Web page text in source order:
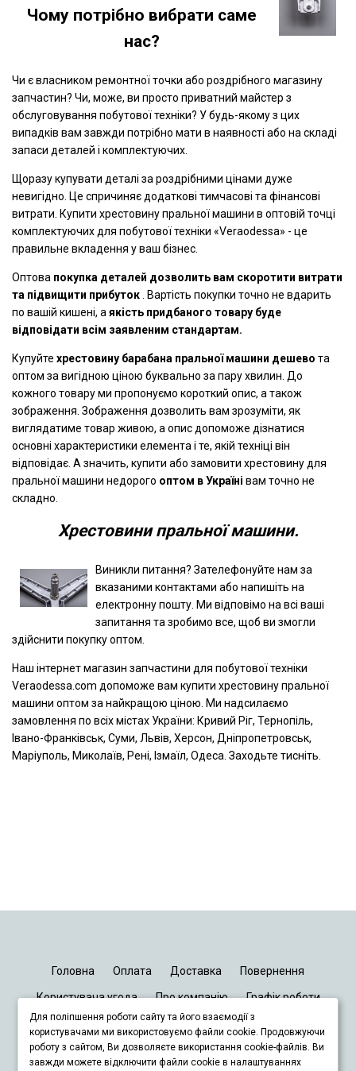
Чому потрібно вибрати саме
нас?
Чи є власником ремонтної точки або роздрібного магазину
запчастин? Чи, може, ви просто приватний майстер з
обслуговування побутової техніки? У будь-якому з цих
випадків вам завжди потрібно мати в наявності або на складі
запаси деталей і комплектуючих.
Щоразу купувати деталі за роздрібними цінами дуже
невигідно. Це спричиняє додаткові тимчасові та фінансові
витрати. Купити хрестовину пральної машини в оптовій точці
комплектуючих для побутової техніки «Veraodessa» - це
правильне вкладення у ваш бізнес.
Оптова покупка деталей дозволить вам скоротити витрати
та підвищити прибуток . Вартість покупки точно не вдарить
по вашій кишені, а якість придбаного товару буде
відповідати всім заявленим стандартам.
Купуйте хрестовину барабана пральної машини дешево та
оптом за вигідною ціною буквально за пару хвилин. До
кожного товару ми пропонуємо короткий опис, а також
зображення. Зображення дозволить вам зрозуміти, як
виглядатиме товар живою, а опис допоможе дізнатися
основні характеристики елемента і те, якій техніці він
відповідає. А значить, купити або замовити хрестовину для
пральної машини недорого оптом в Україні вам точно не
складно.
Хрестовини пральної машини.
Виникли питання? Зателефонуйте нам за
вказаними контактами або напишіть на
електронну пошту. Ми відповімо на всі ваші
запитання та зробимо все, щоб ви змогли
здійснити покупку оптом.
Наш інтернет магазин запчастини для побутової техніки
Veraodessa.com допоможе вам купити хрестовину пральної
машини оптом за найкращою ціною. Ми надсилаємо
замовлення по всіх містах України: Кривий Ріг, Тернопіль,
Івано-Франківськ, Суми, Львів, Херсон, Дніпропетровськ,
Маріуполь, Миколаїв, Рені, Ізмаїл, Одеса. Заходьте тисніть.
Головна Оплата Доставка Повернення
Користувача угода Про компанію Графік роботи
Київ Дніпро Запоріжжя Львів
+380678833929
Для поліпшення роботи сайту та його взаємодії з
користувачами ми використовуємо файли cookie. Продовжуючи
роботу з сайтом, Ви дозволяєте використання cookie-файлів. Ви
завжди можете відключити файли cookie в налаштуваннях